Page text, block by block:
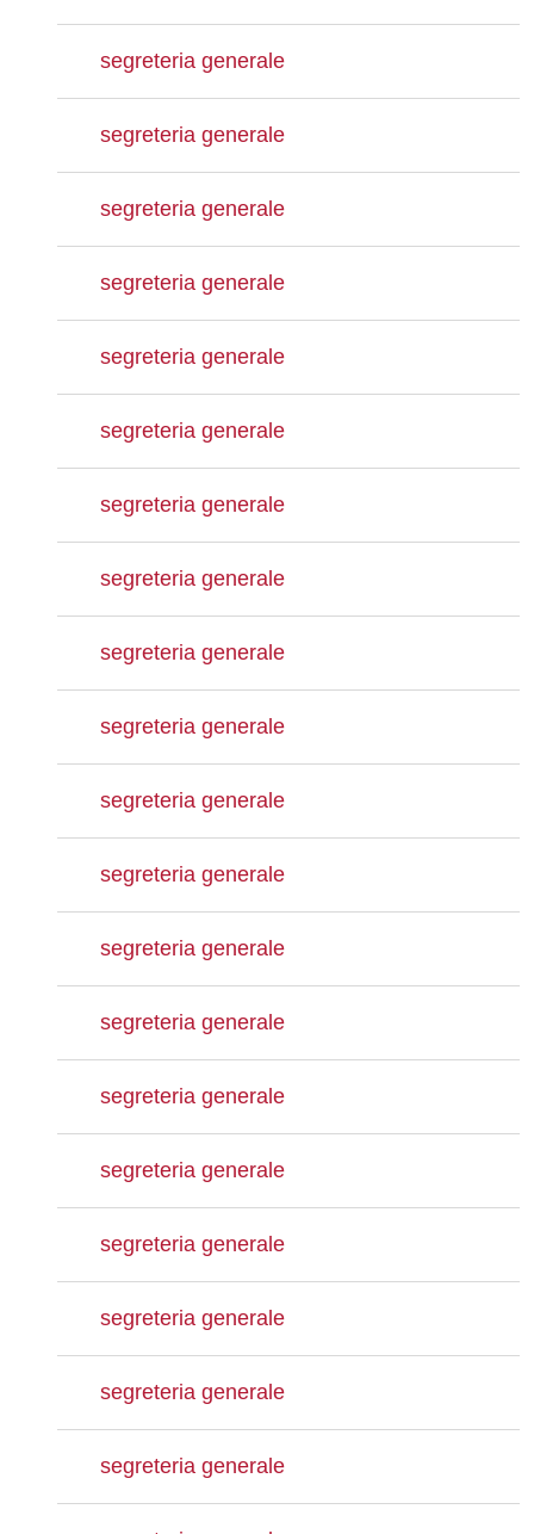
segreteria generale
segreteria generale
segreteria generale
segreteria generale
segreteria generale
segreteria generale
segreteria generale
segreteria generale
segreteria generale
segreteria generale
segreteria generale
segreteria generale
segreteria generale
segreteria generale
segreteria generale
segreteria generale
segreteria generale
segreteria generale
segreteria generale
segreteria generale